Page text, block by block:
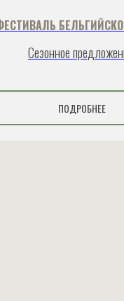
Сезонное
ПОДРОБНЕЕ